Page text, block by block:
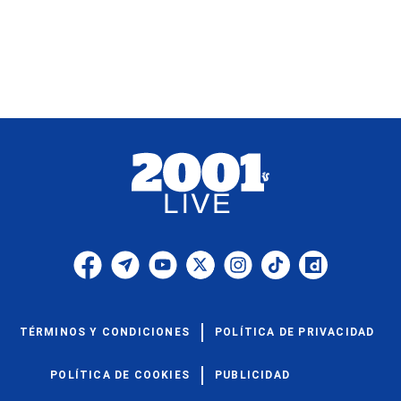
TÉRMINOS Y CONDICIONES POLÍTICA DE PRIVACIDAD
POLÍTICA DE COOKIES PUBLICIDAD